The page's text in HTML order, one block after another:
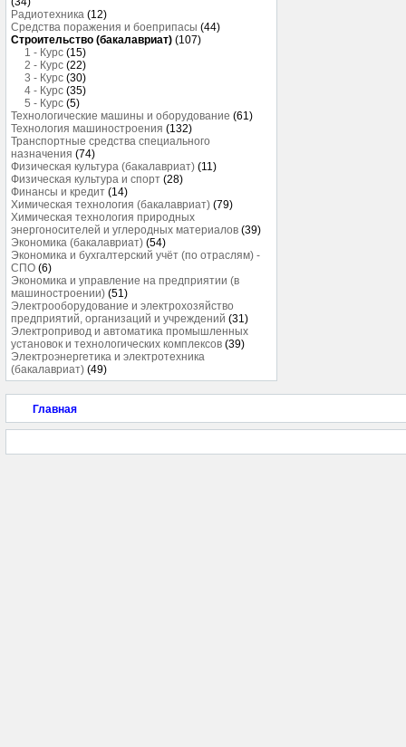
Радиотехника (12)
Средства поражения и боеприпасы (44)
Строительство (бакалавриат) (107)
1 - Курс (15)
2 - Курс (22)
3 - Курс (30)
4 - Курс (35)
5 - Курс (5)
Технологические машины и оборудование (61)
Технология машиностроения (132)
Транспортные средства специального
назначения (74)
Физическая культура (бакалавриат) (11)
Физическая культура и спорт (28)
Финансы и кредит (14)
Химическая технология (бакалавриат) (79)
Химическая технология природных
энергоносителей и углеродных материалов (39)
Экономика (бакалавриат) (54)
Экономика и бухгалтерский учёт (по отраслям) -
СПО (6)
Экономика и управление на предприятии (в
машиностроении) (51)
Электрооборудование и электрохозяйство
предприятий, организаций и учреждений (31)
Электропривод и автоматика промышленных
установок и технологических комплексов (39)
Электроэнергетика и электротехника
(бакалавриат) (49)
Главная